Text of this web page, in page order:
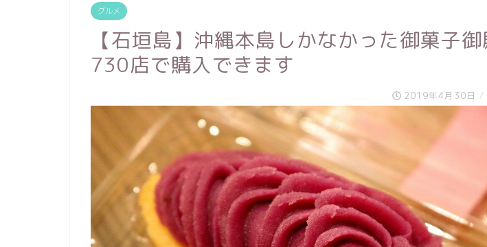
グルメ
【石垣島】沖縄本島しかなかった御菓子
730店で購入できます
2019年4月30日 /